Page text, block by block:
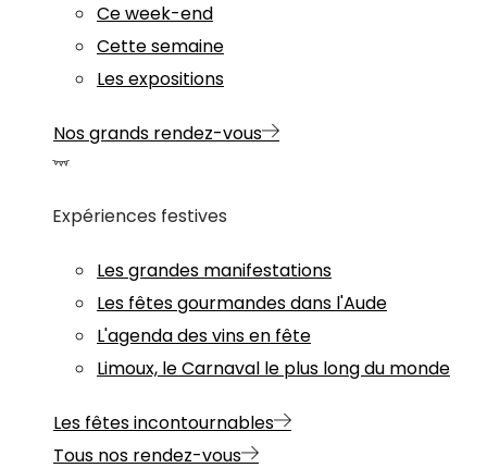
Ce week-end
Cette semaine
Les expositions
Nos grands rendez-vous
Expériences festives
Les grandes manifestations
Les fêtes gourmandes dans l'Aude
L'agenda des vins en fête
Limoux, le Carnaval le plus long du monde
Les fêtes incontournables
Tous nos rendez-vous